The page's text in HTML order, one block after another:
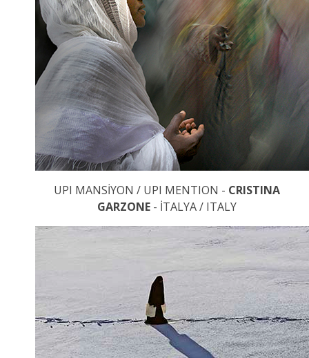
UPI MANSİYON / UPI MENTION - CRISTINA
GARZONE - İTALYA / ITALY